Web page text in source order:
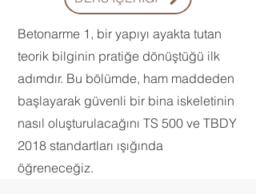
Betonarme 1, bir yapıyı ayakta tutan
teorik bilginin pratiğe dönüştüğü ilk
adımdır. Bu bölümde, ham maddeden
başlayarak güvenli bir bina iskeletinin
nasıl oluşturulacağını TS 500 ve TBDY
2018 standartları ışığında
öğreneceğiz.